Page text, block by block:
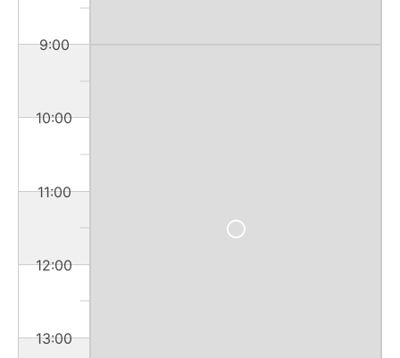
9:00
10:00
11:00
12:00
13:00